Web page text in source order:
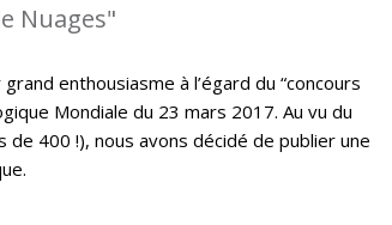
Nuages"
enthousiasme à l’égard du “concours
Mondiale du 23 mars 2017. Au vu du
400 !), nous avons décidé de publier une